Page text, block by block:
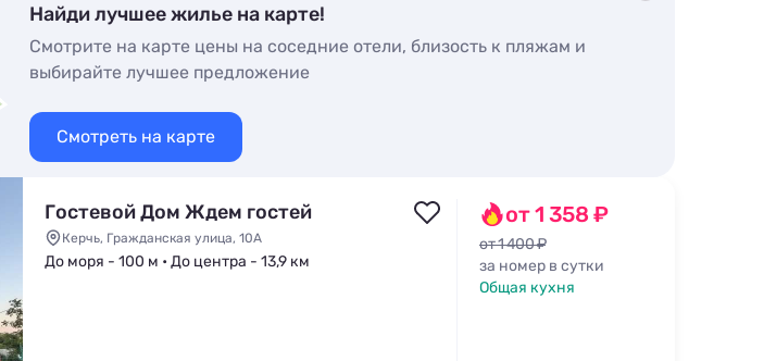
Найди лучшее жилье на карте!
Смотрите на карте цены на соседние отели, близость к пляжам и
выбирайте лучшее предложение
Смотреть на карте
Гостевой Дом Ждем гостей
Керчь, Гражданская улица, 10А
До моря - 100 м • До центра - 13,9 км
от 1 358 ₽
от 1 400 ₽
за номер в сутки
Общая кухня